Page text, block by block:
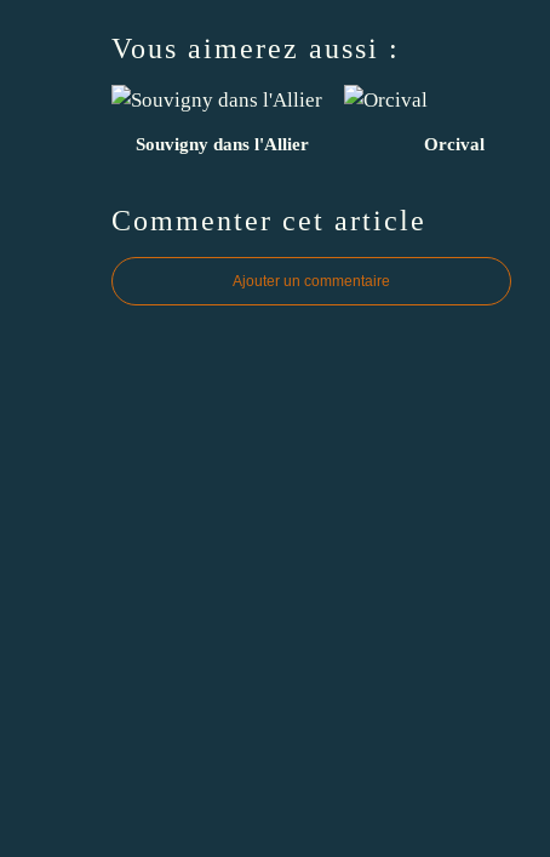
Vous aimerez aussi :
Souvigny dans l'Allier Orcival
Commenter cet article
Ajouter un commentaire